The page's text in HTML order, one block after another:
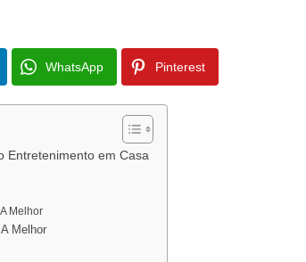
WhatsApp Pinterest
Entretenimento em Casa
Melhor
Melhor